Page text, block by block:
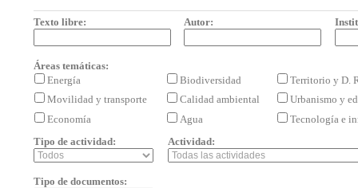
Texto libre: Autor:
Áreas temáticas:
Energía
Biodiversidad
Territorio y D.
Movilidad y transporte
Calidad ambiental
Urbanismo y
Economía
Agua
Tecnología e
Tipo de actividad:
Actividad:
Tipo de documentos: